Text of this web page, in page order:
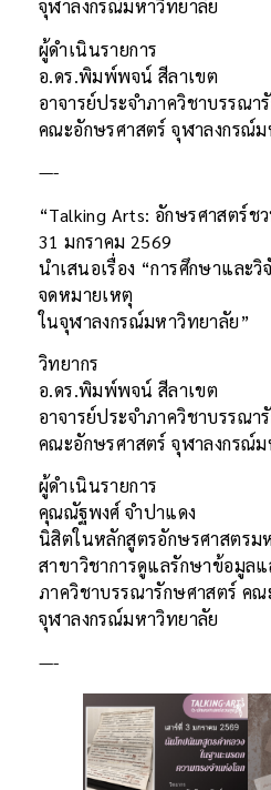
จุฬาลงกรณ์มหาวิทยาลัย
ผู้ดำเนินรายการ
อ.ดร.พิมพ์พจน์ สีลาเขต
อาจารย์ประจำภาควิชาบรรณา
คณะอักษรศาสตร์ จุฬาลงกรณ์
—-
“Talking Arts: อักษรศาสตร์ช
31 มกราคม 2569
นำเสนอเรื่อง “การศึกษาและวิ
จดหมายเหตุ
ในจุฬาลงกรณ์มหาวิทยาลัย”
วิทยากร
อ.ดร.พิมพ์พจน์ สีลาเขต
อาจารย์ประจำภาควิชาบรรณา
คณะอักษรศาสตร์ จุฬาลงกรณ์
ผู้ดำเนินรายการ
คุณณัฐพงศ์ จำปาแดง
นิสิตในหลักสูตรอักษรศาสตร
สาขาวิชาการดูแลรักษาข้อมูล
ภาควิชาบรรณารักษศาสตร์ คณ
จุฬาลงกรณ์มหาวิทยาลัย
—-